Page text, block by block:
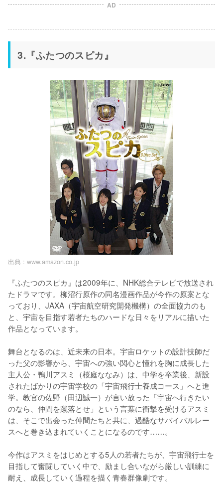
AD
3.『ふたつのスピカ』
出典 : www.amazon.co.jp
『ふたつのスピカ』は2009年に、NHK総合テレビで放送され
たドラマです。柳沼行原作の同名漫画作品が今作の原案とな
っており、JAXA（宇宙航空研究開発機構）の全面協力のも
と、宇宙を目指す若者たちのハードな日々をリアルに描いた
作品となっています。
舞台となるのは、近未来の日本。宇宙ロケットの設計技師だ
った父の影響から、宇宙への強い関心と憧れを胸に成長した
主人公・鴨川アスミ（桜庭ななみ）は、中学を卒業後、新設
されたばかりの宇宙学校の「宇宙飛行士養成コース」へと進
学。教官の佐野（田辺誠一）が言い放った「宇宙へ行きたい
のなら、仲間を蹴落とせ」という言葉に衝撃を受けるアスミ
は、そこで出会った仲間たちと共に、過酷なサバイバルレー
スへと巻き込まれていくことになるのです……。
今作はアスミをはじめとする5人の若者たちが、宇宙飛行士を
目指して奮闘していく中で、励まし合いながら厳しい訓練に
耐え、成長していく過程を描く青春群像劇です。